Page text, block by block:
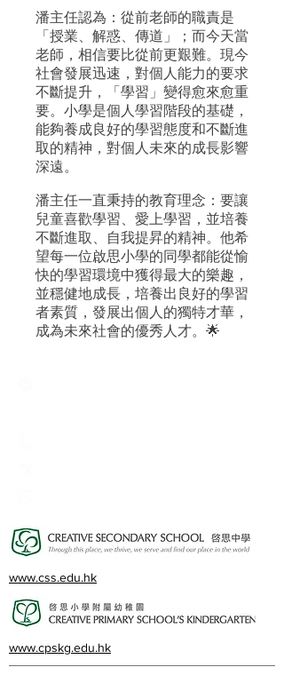
潘主任認為：從前老師的職責是
「授業、解惑、傳道」；而今天當
老師，相信要比從前更艱難。現今
社會發展迅速，對個人能力的要求
不斷提升，「學習」變得愈來愈重
要。小學是個人學習階段的基礎，
能夠養成良好的學習態度和不斷進
取的精神，對個人未來的成長影響
深遠。
潘主任一直秉持的教育理念：要讓
兒童喜歡學習、愛上學習，並培養
不斷進取、自我提昇的精神。他希
望每一位啟思小學的同學都能從愉
快的學習環境中獲得最大的樂趣，
並穩健地成長，培養出良好的學習
者素質，發展出個人的獨特才華，
成為未來社會的優秀人才。🌟
www.css.edu.hk
www.cpskg.edu.hk